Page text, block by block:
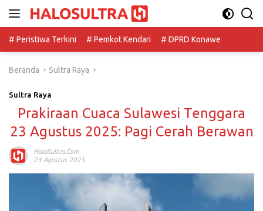
# Peristiwa Terkini
# Pemkot Kendari # DPRD Konawe
Beranda Sultra Raya
Sultra Raya
Prakiraan Cuaca Sulawesi Tenggara
23 Agustus 2025: Pagi Cerah Berawan
HaloSultra.com
23 Agustus 2025